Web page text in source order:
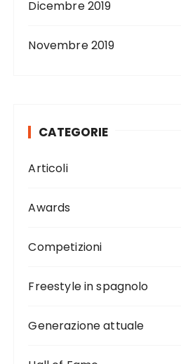
Dicembre 2019
Novembre 2019
CATEGORIE
Articoli
Awards
Competizioni
Freestyle in spagnolo
Generazione attuale